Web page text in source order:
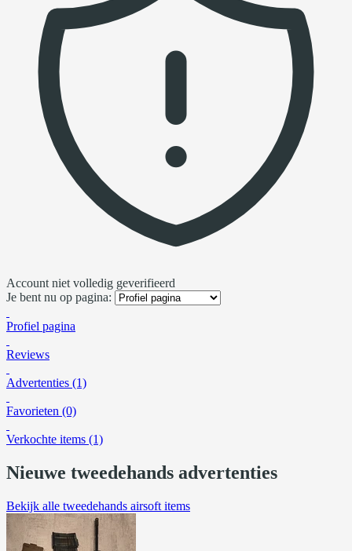
Account niet volledig geverifieerd
Je bent nu op pagina:
Profiel pagina
Reviews
Advertenties (1)
Favorieten (0)
Verkochte items (1)
Nieuwe tweedehands advertenties
Bekijk alle tweedehands airsoft items